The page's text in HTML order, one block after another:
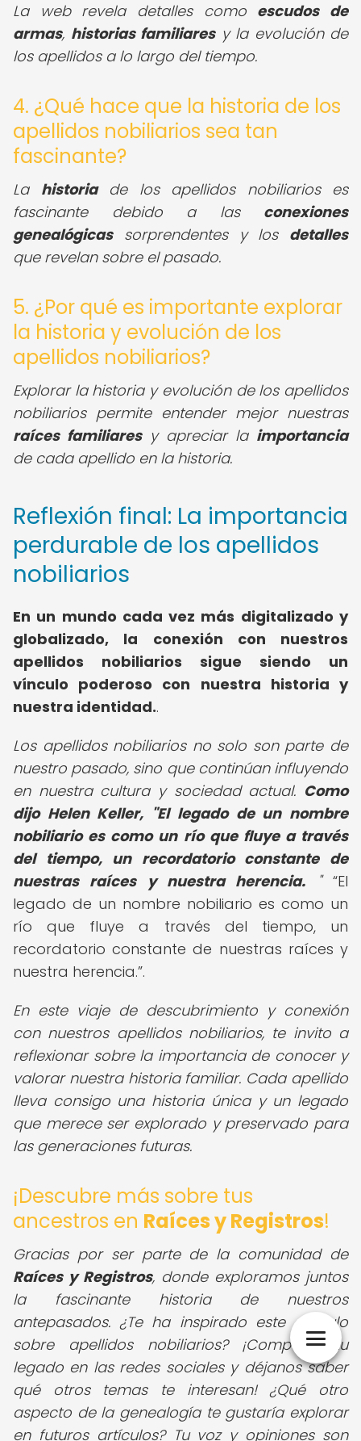
La web revela detalles como escudos de
armas, historias familiaresy la evolución de
los apellidos a lo largo del tiempo.
4. ¿Qué hace que la historia de los
apellidos nobiliarios sea tan
fascinante?
La historiade los apellidos nobiliarios es
fascinante debido a las conexiones
genealógicassorprendentes y los detalles
que revelan sobre el pasado.
5. ¿Por qué es importante explorar
la historia y evolución de los
apellidos nobiliarios?
Explorar la historia y evolución de los apellidos
nobiliarios permite entender mejor nuestras
raíces familiaresy apreciar la importancia
de cada apellido en la historia.
Reflexión final: La importancia
perdurable de los apellidos
nobiliarios
En un mundo cada vez más digitalizado y
globalizado, la conexión con nuestros
apellidos nobiliarios sigue siendo un
vínculo poderoso con nuestra historia y
nuestra identidad..
Los apellidos nobiliarios no solo son parte de
nuestro pasado, sino que continúan influyendo
en nuestra cultura y sociedad actual. Como
dijo Helen Keller, "El legado de un nombre
nobiliario es como un río que fluye a través
del tiempo, un recordatorio constante de
nuestras raíces y nuestra herencia. "
El
legado de un nombre nobiliario es como un
río que fluye a través del tiempo, un
recordatorio constante de nuestras raíces y
nuestra herencia. .
En este viaje de descubrimiento y conexión
con nuestros apellidos nobiliarios, te invito a
reflexionar sobre la importancia de conocer y
valorar nuestra historia familiar. Cada apellido
lleva consigo una historia única y un legado
que merece ser explorado y preservado para
las generaciones futuras.
¡Descubre más sobre tus
ancestros en Raíces y Registros!
Gracias por ser parte de la comunidad de
Raíces y Registros, donde exploramos juntos
la fascinante historia de nuestros
antepasados. ¿Te ha inspirado este artículo
sobre apellidos nobiliarios? ¡Comparte tu
legado en las redes sociales y déjanos saber
qué otros temas te interesan! ¿Qué otro
aspecto de la genealogía te gustaría explorar
en futuros artículos? Tu voz y opiniones son